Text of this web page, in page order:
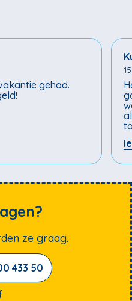
gehad.
ze graag.
433 50